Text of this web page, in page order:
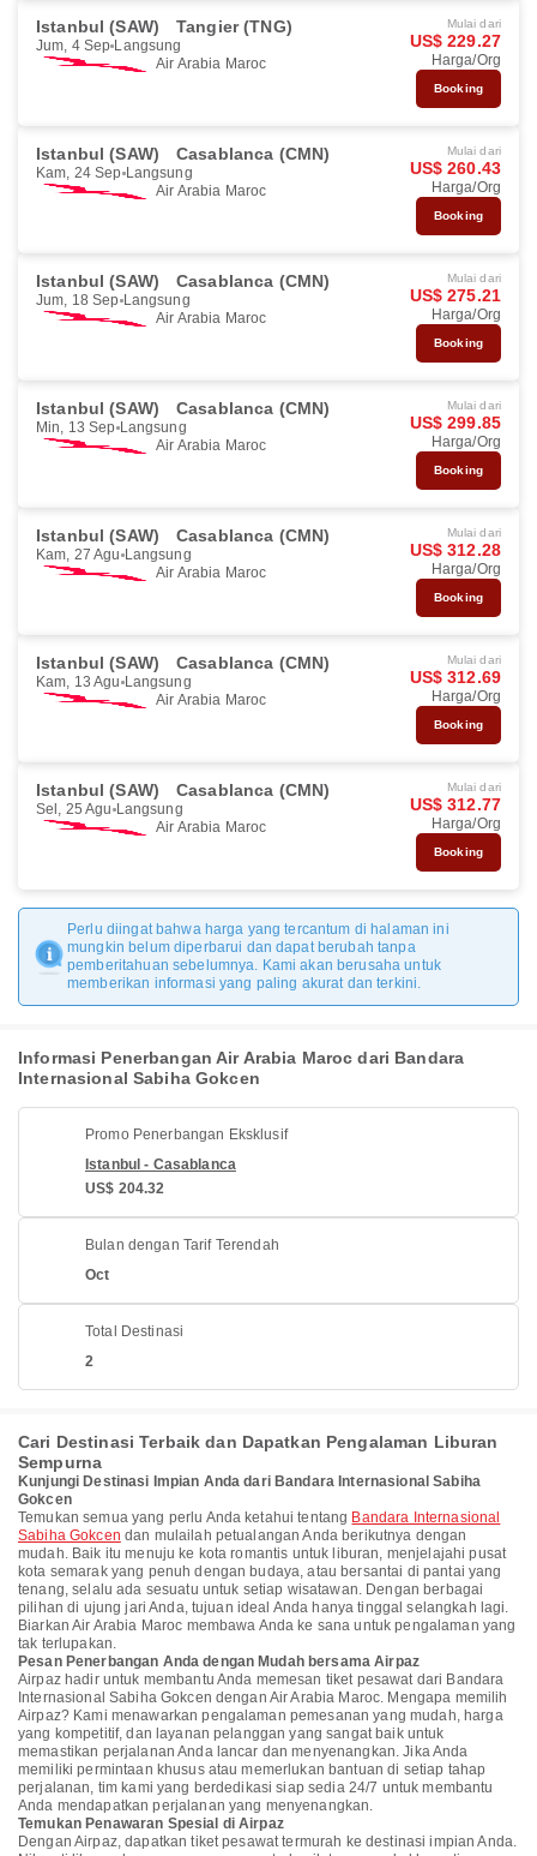
Istanbul (SAW) Tangier (TNG)
Jum, 4 Sep Langsung
Air Arabia Maroc
Mulai dari
US$ 229.27
Harga/Org
Booking
Istanbul (SAW) Casablanca (CMN)
Kam, 24 Sep Langsung
Air Arabia Maroc
Mulai dari
US$ 260.43
Harga/Org
Booking
Istanbul (SAW) Casablanca (CMN)
Jum, 18 Sep Langsung
Air Arabia Maroc
Mulai dari
US$ 275.21
Harga/Org
Booking
Istanbul (SAW) Casablanca (CMN)
Min, 13 Sep Langsung
Air Arabia Maroc
Mulai dari
US$ 299.85
Harga/Org
Booking
Istanbul (SAW) Casablanca (CMN)
Kam, 27 Agu Langsung
Air Arabia Maroc
Mulai dari
US$ 312.28
Harga/Org
Booking
Istanbul (SAW) Casablanca (CMN)
Kam, 13 Agu Langsung
Air Arabia Maroc
Mulai dari
US$ 312.69
Harga/Org
Booking
Istanbul (SAW) Casablanca (CMN)
Sel, 25 Agu Langsung
Air Arabia Maroc
Mulai dari
US$ 312.77
Harga/Org
Booking
Perlu diingat bahwa harga yang tercantum di halaman ini
mungkin belum diperbarui dan dapat berubah tanpa
pemberitahuan sebelumnya. Kami akan berusaha untuk
memberikan informasi yang paling akurat dan terkini.
Informasi Penerbangan Air Arabia Maroc dari Bandara
Internasional Sabiha Gokcen
Promo Penerbangan Eksklusif
Istanbul - Casablanca
US$ 204.32
Bulan dengan Tarif Terendah
Oct
Total Destinasi
2
Cari Destinasi Terbaik dan Dapatkan Pengalaman Liburan
Sempurna
Kunjungi Destinasi Impian Anda dari Bandara Internasional Sabiha
Gokcen
Temukan semua yang perlu Anda ketahui tentang Bandara Internasional
Sabiha Gokcen dan mulailah petualangan Anda berikutnya dengan
mudah. Baik itu menuju ke kota romantis untuk liburan, menjelajahi pusat
kota semarak yang penuh dengan budaya, atau bersantai di pantai yang
tenang, selalu ada sesuatu untuk setiap wisatawan. Dengan berbagai
pilihan di ujung jari Anda, tujuan ideal Anda hanya tinggal selangkah lagi.
Biarkan Air Arabia Maroc membawa Anda ke sana untuk pengalaman yang
tak terlupakan.
Pesan Penerbangan Anda dengan Mudah bersama Airpaz
Airpaz hadir untuk membantu Anda memesan tiket pesawat dari Bandara
Internasional Sabiha Gokcen dengan Air Arabia Maroc. Mengapa memilih
Airpaz? Kami menawarkan pengalaman pemesanan yang mudah, harga
yang kompetitif, dan layanan pelanggan yang sangat baik untuk
memastikan perjalanan Anda lancar dan menyenangkan. Jika Anda
memiliki permintaan khusus atau memerlukan bantuan di setiap tahap
perjalanan, tim kami yang berdedikasi siap sedia 24/7 untuk membantu
Anda mendapatkan perjalanan yang menyenangkan.
Temukan Penawaran Spesial di Airpaz
Dengan Airpaz, dapatkan tiket pesawat termurah ke destinasi impian Anda.